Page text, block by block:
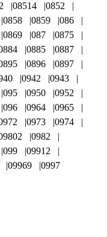
08514
0852
0858 0859
086
0869 087
0875
0885
0887
0896
0897
0942
0943
095 0950
0952
096 0964
0965
0973
0974
0982
099
09912
09969 0997